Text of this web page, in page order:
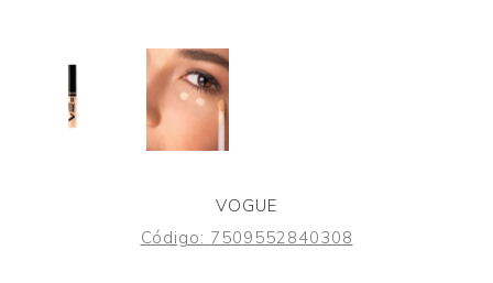
VOGUE
Código: 7509552840308